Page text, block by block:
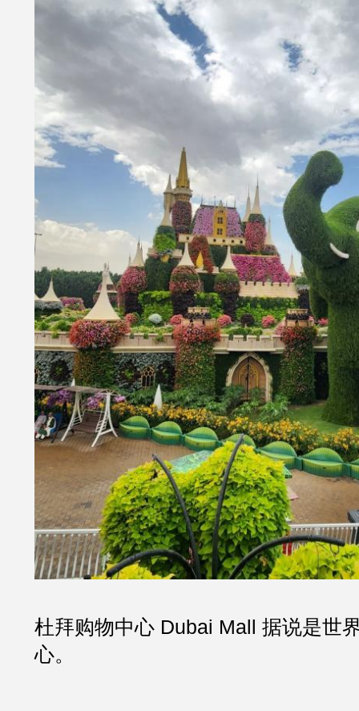
杜拜购物中心 Dubai Mall 据说是世
心。